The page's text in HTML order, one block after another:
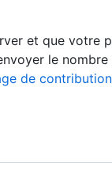
et que votre
le
de